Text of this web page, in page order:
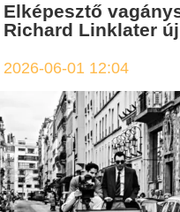
Elképesztő
Richard Linklater
2026-06-01 12:04